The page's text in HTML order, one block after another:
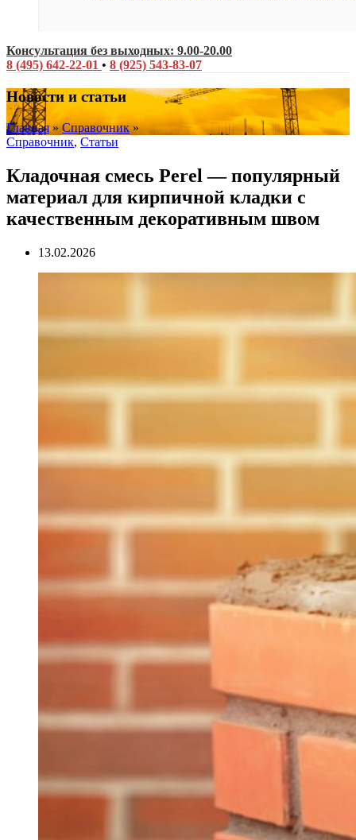
Консультация без выходных: 9.00-20.00
8 (495) 642-22-01 • 8 (925) 543-83-07
Новости и статьи
Главная»Справочник»
Справочник, Статьи
Кладочная смесь Perel — популярный
материал для кирпичной кладки с
качественным декоративным швом
13.02.2026